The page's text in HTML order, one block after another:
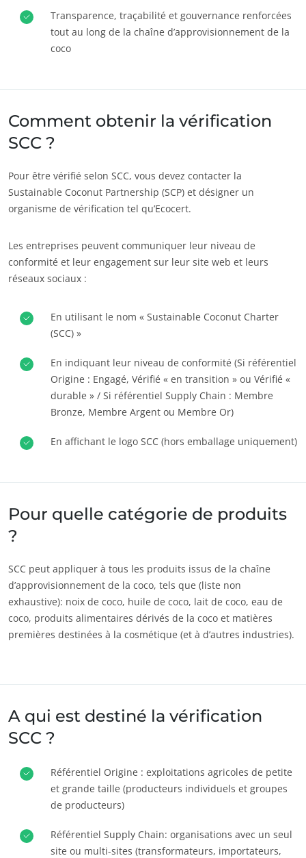
Agir via nos prestations
Progresser avec nos équipes
Innover avec notre écosystème
Textile
Bois et forêt
Matériaux durables
Serbie (serbe)
Suisse (allemand)
Transparence, traçabilité et gouvernance renforcées
tout au long de la chaîne d’approvisionnement de la
coco
Comment obtenir la vérification
SCC ?
Pour être vérifié selon SCC, vous devez contacter la
Sustainable Coconut Partnership (SCP) et désigner un
organisme de vérification tel qu’Ecocert.
Les entreprises peuvent communiquer leur niveau de
conformité et leur engagement sur leur site web et leurs
réseaux sociaux :
En utilisant le nom « Sustainable Coconut Charter
(SCC) »
En indiquant leur niveau de conformité (Si référentiel
Origine : Engagé, Vérifié « en transition » ou Vérifié «
durable » / Si référentiel Supply Chain : Membre
Bronze, Membre Argent ou Membre Or)
En affichant le logo SCC (hors emballage uniquement)
Pour quelle catégorie de produits
?
SCC peut appliquer à tous les produits issus de la chaîne
d’approvisionnement de la coco, tels que (liste non
exhaustive): noix de coco, huile de coco, lait de coco, eau de
coco, produits alimentaires dérivés de la coco et matières
premières destinées à la cosmétique (et à d’autres industries).
A qui est destiné la vérification
SCC ?
Référentiel Origine : exploitations agricoles de petite
et grande taille (producteurs individuels et groupes
de producteurs)
Référentiel Supply Chain: organisations avec un seul
site ou multi-sites (transformateurs, importateurs,